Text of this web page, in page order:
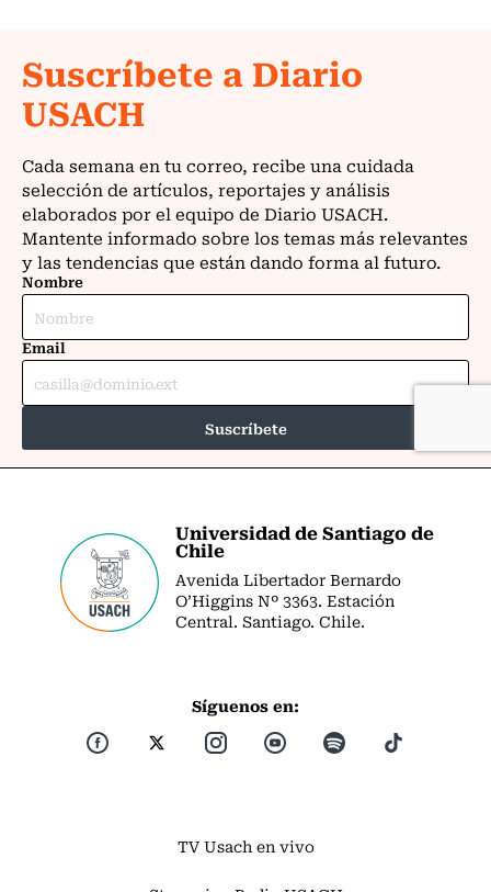
Universidad de Santiago de
Chile
Avenida Libertador Bernardo
O’Higgins Nº 3363. Estación
Central. Santiago. Chile.
Síguenos en:
TV Usach en vivo